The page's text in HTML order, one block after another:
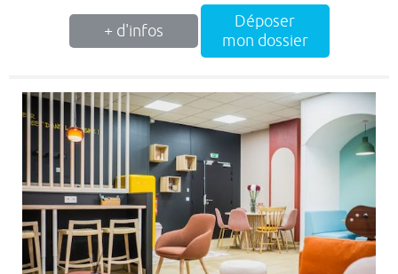
+ d'infos
Déposer
mon dossier